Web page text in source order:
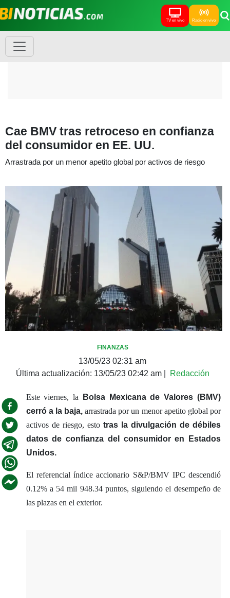
TV en vivo Radio en vivo
Cae BMV tras retroceso en confianza
del consumidor en EE. UU.
Arrastrada por un menor apetito global por activos de riesgo
FINANZAS
13/05/23 02:31 am
Última actualización: 13/05/23 02:42 am| Redacción
Este viernes, la
Bolsa Mexicana de Valores (BMV)
cerró a la baja, arrastrada por un menor apetito global por
activos de riesgo, esto tras la divulgación de débiles
datos de confianza del consumidor en Estados
Unidos.
El referencial índice accionario S&P/BMV IPC descendió
0.12% a 54 mil 948.34 puntos, siguiendo el desempeño de
las plazas en el exterior.